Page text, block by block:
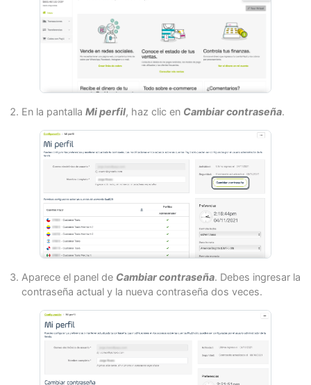
En la pantalla Mi perfil, haz clic en Cambiar contraseña.
Aparece el panel de Cambiar contraseña. Debes ingresar la
contraseña actual y la nueva contraseña dos veces.